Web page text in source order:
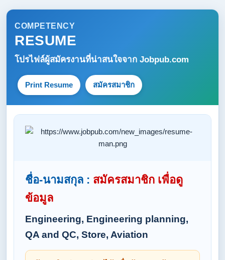
COMPETENCY
RESUME
โปรไฟล์ผู้สมัครงานที่น่าสนใจจาก Jobpub.com
Print Resume สมัครสมาชิก
ชื่อ-นามสกุล : สมัครสมาชิก เพื่อดู
ข้อมูล
Engineering, Engineering planning,
QA and QC, Store, Aviation